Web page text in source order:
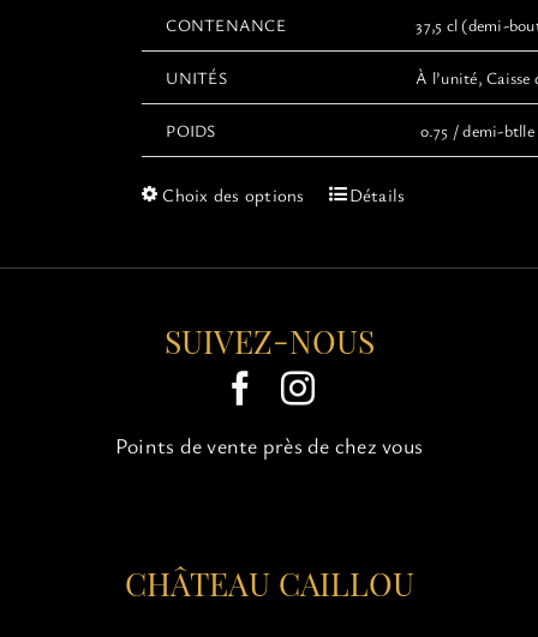
CONTENANCE 37,5 cl (demi-
UNITÉS À l’unité, Caisse
POIDS 0.75 / demi-
Choix des options
Ce
plusieurs
Les
options
sur
Détails
SUIVEZ-NOUS
Points de vente près de chez vous
CHÂTEAU CAILLOU